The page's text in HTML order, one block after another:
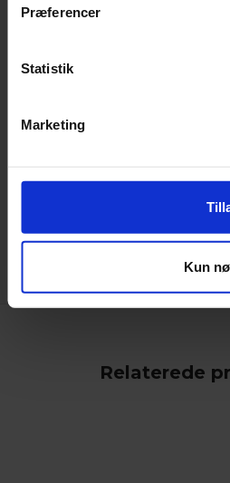
Præferencer
Statistik
Marketing
Kun
keyboard_arrow_down
Relaterede